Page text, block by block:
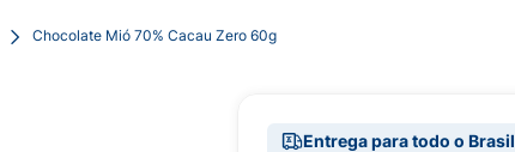
Chocolate Mió 70% Cacau Zero 60g
Entrega para todo o Brasil